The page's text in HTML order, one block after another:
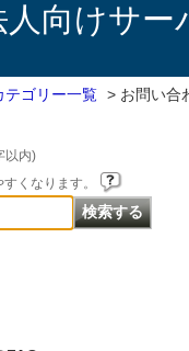
向けサー
テゴリー一覧 > お問い合
以内)
くなります。